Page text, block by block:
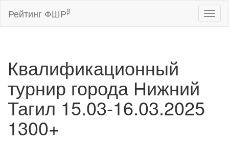
Рейтинг ФШРβ
Квалификационный
турнир города Нижний
Тагил 15.03-16.03.2025
1300+